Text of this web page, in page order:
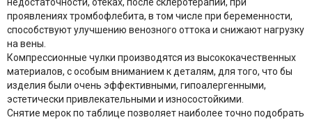
проявлениях тромбофлебита, в том числе при беременности,
способствуют улучшению венозного оттока и снижают нагрузку
на вены.
Компрессионные чулки производятся из высококачественных
материалов, с особым вниманием к деталям, для того, что бы
изделия были очень эффективными, гипоалергенными,
эстетически привлекательными и износостойкими.
Снятие мерок по таблице позволяет наиболее точно подобрать